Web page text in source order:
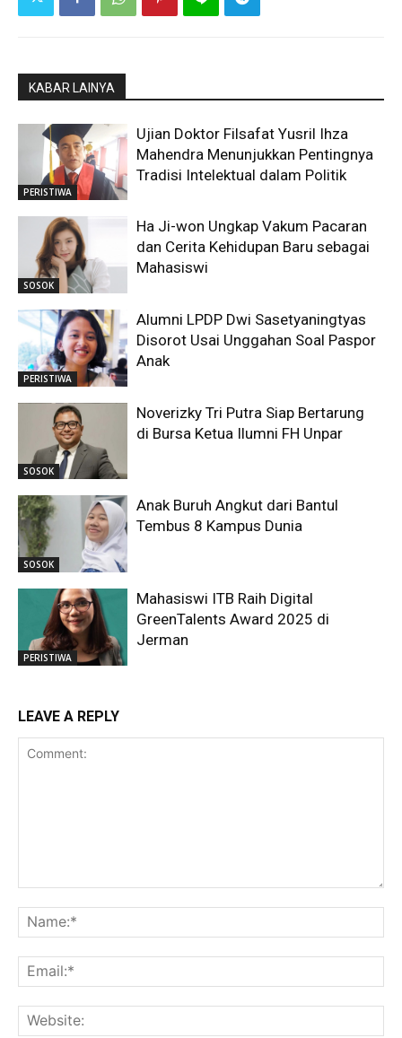
KABAR LAINYA
PERISTIWA
Ujian Doktor Filsafat Yusril Ihza
Mahendra Menunjukkan Pentingnya
Tradisi Intelektual dalam Politik
SOSOK
Ha Ji-won Ungkap Vakum Pacaran
dan Cerita Kehidupan Baru sebagai
Mahasiswi
PERISTIWA
Alumni LPDP Dwi Sasetyaningtyas
Disorot Usai Unggahan Soal Paspor
Anak
SOSOK
Noverizky Tri Putra Siap Bertarung
di Bursa Ketua Ilumni FH Unpar
SOSOK
Anak Buruh Angkut dari Bantul
Tembus 8 Kampus Dunia
PERISTIWA
Mahasiswi ITB Raih Digital
GreenTalents Award 2025 di
Jerman
LEAVE A REPLY